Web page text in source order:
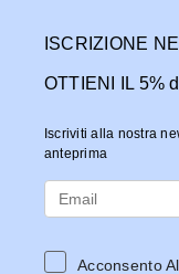
ISCRIZIONE
OTTIENI IL 5%
Iscriviti alla nostra
anteprima
Acconsento